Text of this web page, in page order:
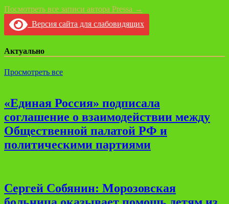
Посмотреть все записи автора Pressa →
Версия сайта для слабовидящих
Актуально
Просмотреть все
«Единая Россия» подписала
соглашение о взаимодействии между
Общественной палатой РФ и
политическими партиями
Сергей Собянин: Морозовская